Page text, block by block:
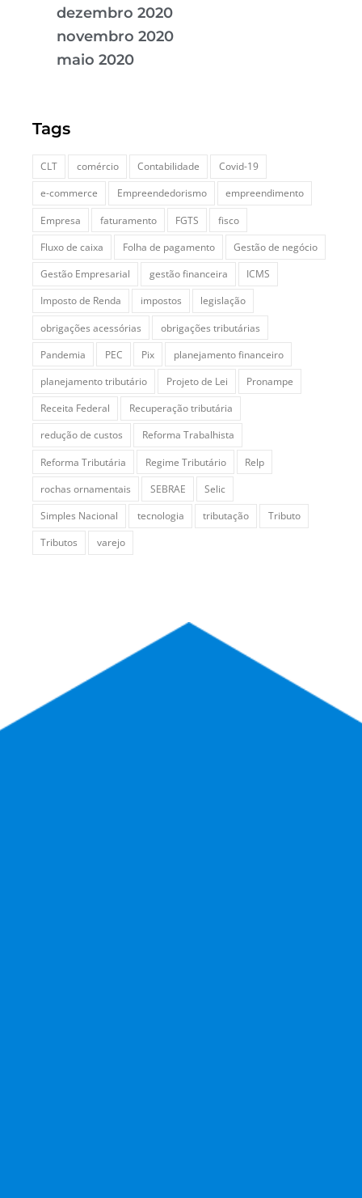
dezembro 2020
novembro 2020
maio 2020
Tags
CLT comércio Contabilidade
Covid-19
e-commerce
Empreendedorismo
empreendimento
Empresa
faturamento FGTS
fisco
Fluxo de caixa
Folha de pagamento
Gestão de negócio
Gestão Empresarial
gestão financeira
ICMS
Imposto de Renda
impostos
legislação
obrigações acessórias
obrigações tributárias
Pandemia
PEC Pix
planejamento financeiro
planejamento tributário
Projeto de Lei
Pronampe
Receita Federal
Recuperação tributária
redução de custos
Reforma Trabalhista
Reforma Tributária
Regime Tributário
Relp
rochas ornamentais
SEBRAE
Selic
Simples Nacional
tecnologia tributação
Tributo
Tributos
varejo